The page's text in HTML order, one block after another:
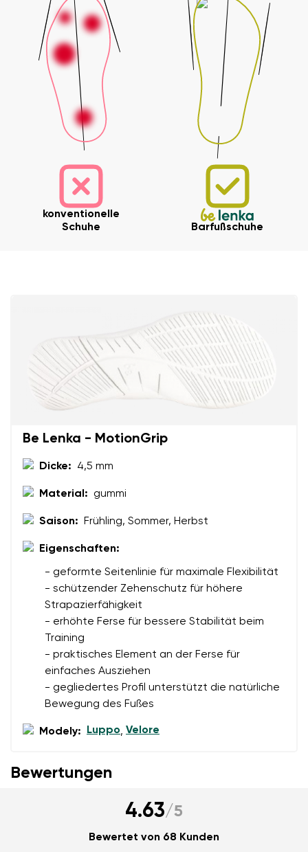
Land ändern
Lieferland auswählen
Sprache auswählen
Bestätigen
konventionelle
Schuhe
Barfußschuhe
Be Lenka - MotionGrip
Dicke: 4,5 mm
Material: gummi
Saison: Frühling, Sommer, Herbst
Eigenschaften:
- geformte Seitenlinie für maximale Flexibilität
- schützender Zehenschutz für höhere
Strapazierfähigkeit
- erhöhte Ferse für bessere Stabilität beim
Training
- praktisches Element an der Ferse für
einfaches Ausziehen
- gegliedertes Profil unterstützt die natürliche
Bewegung des Fußes
Modely: Luppo, Velore
Ihr Vor- und Nachname
Variante
Frage
Ich bin mit der Verarbeitung der eingegebenen
personenbezogenen Daten im Sinne vondieser
Bedingungen
Bewertungen
4.63/5
Bewertet von 68 Kunden
Bestellnummer
Textbewertung
Bewertung
Ich bin mit der Verarbeitung der eingegebenen
personenbezogenen Daten im Sinne von
Bedingungenund deren Veröffentlichung